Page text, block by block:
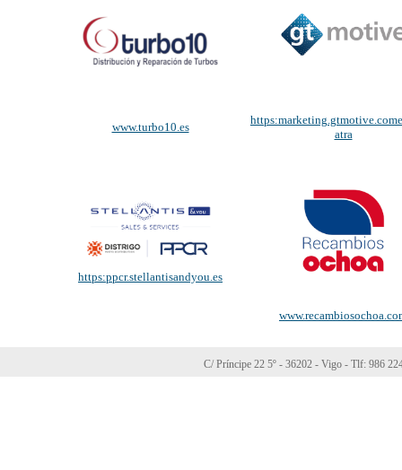
www.turbo10.es
atra
https:ppcr.stellantisandyou.es
C/ Príncipe 22 5º - 36202 - Vigo - Tlf: 986